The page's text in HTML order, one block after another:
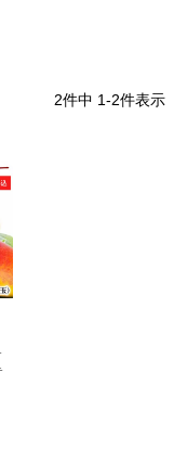
2件中 1-2件表示